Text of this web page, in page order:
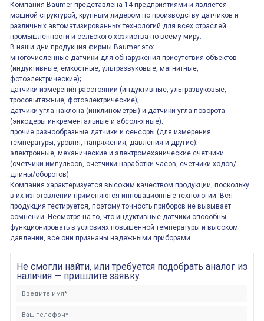
ВКН8108
Концевой
выключатель /
выключатель
путевой,
алюминиевый
регулируемый
ролик
800202300000С | 80 02 0 230 0000 С
800202300000С
многофункциональные
реле времени
0.1cек.-10 дней, 10
функций/режимов
Компания Baumer представлена 14 предприятиями и является
мощной структурой, крупным лидером по производству датчиков и
различных автоматизированных технологий для всех отраслей
промышленности и сельского хозяйства по всему миру.
В наши дни продукция фирмы Baumer это:
многочисленные датчики для обнаружения присутствия объектов
(индуктивные, емкостные, ультразвуковые, магнитные,
фотоэлектрические);
датчики измерения расстояний (индуктивные, ультразвуковые,
тросовытяжные, фотоэлектрические);
датчики угла наклона (инклинометры) и датчики угла поворота
(энкодеры инкрементальные и абсолютные);
прочие разнообразные датчики и сенсоры (для измерения
температуры, уровня, напряжения, давления и другие);
электронные, механические и электромеханические счетчики
(счетчики импульсов, счетчики наработки часов, счетчики ходов/
длины/оборотов).
Компания характеризуется высоким качеством продукции, поскольку
в их изготовлении применяются инновационные технологии. Вся
продукция тестируется, поэтому точность приборов не вызывает
сомнений. Несмотря на то, что индуктивные датчики способны
функционировать в условиях повышенной температуры и высоком
давлении, все они признаны надежными приборами.
Не смогли найти, или требуется подобрать аналог из
наличия — пришлите заявку